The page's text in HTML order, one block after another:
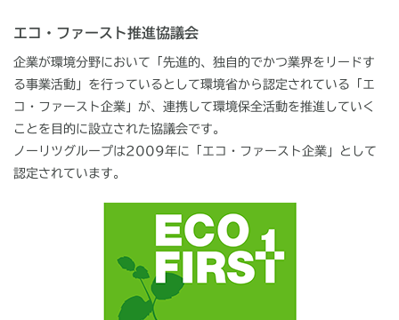
エコ・ファースト推進協議会
企業が環境分野において「先進的、独自的でかつ業界をリードす
る事業活動」を行っているとして環境省から認定されている「エ
コ・ファースト企業」が、連携して環境保全活動を推進していく
ことを目的に設立された協議会です。
ノーリツグループは2009年に「エコ・ファースト企業」として
認定されています。